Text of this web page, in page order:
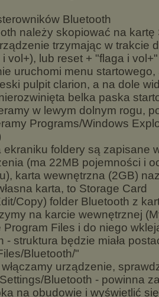
Bluetooth
należy skopiować na kartę
trzymając w trakcie
vol+), lub reset + "flaga i vol+"
uruchomi menu
pulpit clarion, a na dole
belka paska
w lewym dolnym rogu,
Programs/Windows
ekraniku foldery są zapisane
(ma 22MB pojemności i
karta wewnętrzna (2GB)
karta, to Storage Card
Copy) folder Bluetooth z
na karcie wewnętrznej
Program Files i do niego
- struktura będzie miała
Bluetooth/"
włączamy urządzenie,
Bluetooth - powinna
na obudowie i wyświetlić